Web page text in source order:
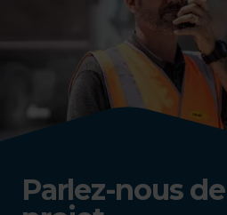
Parlez-nous